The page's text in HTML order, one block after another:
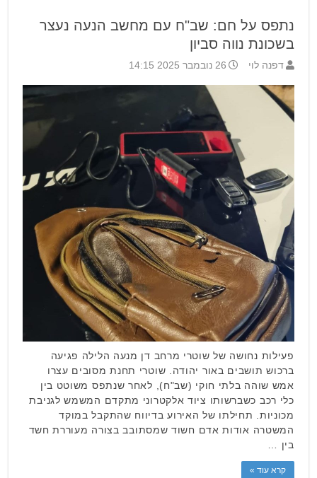
נתפס על חם: שב"ח עם מחשב הנעה נעצר
בשכונת נווה סביון
דפנה לוי 26 נובמבר 2025 14:15
פעילות נחושה של שוטרי מרחב דן מנעה הלילה פגיעה
ברכוש תושבים באור יהודה. שוטרי תחנת מסובים עצרו
אמש שוהה בלתי חוקי (שב"ח), לאחר שנתפס משוטט בין
כלי רכב כשברשותו ציוד אלקטרוני מתקדם המשמש לגניבת
מכוניות. תחילתו של האירוע בדיווח שהתקבל במוקד
המשטרה אודות אדם חשוד שמסתובב בצורה מעוררת חשד
בין …
קרא עוד »